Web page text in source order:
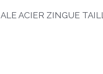
ACIER ZINGUE